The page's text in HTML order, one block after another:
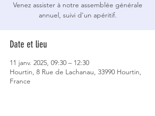
Venez assister à notre assemblée générale
annuel, suivi d'un apéritif.
Date et lieu
11 janv. 2025, 09:30 – 12:30
Hourtin, 8 Rue de Lachanau, 33990 Hourtin,
France